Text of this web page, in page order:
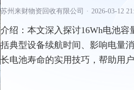
苏州来财物资回收有限公司 · 2026-03-12
介绍： 本文深入探讨16Wh电池容
括典型设备续航时间、影响电量
长电池寿命的实用技巧，帮助用